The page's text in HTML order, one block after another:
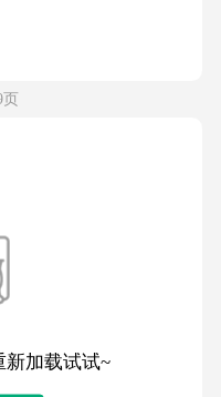
页
加载试试~